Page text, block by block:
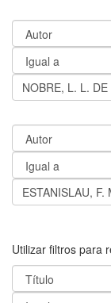
Utilizar filtros para